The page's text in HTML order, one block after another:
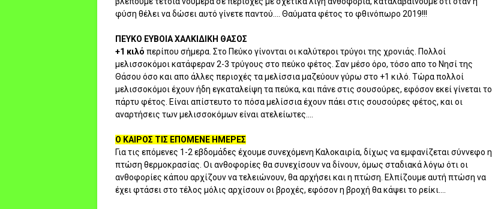
φύση θέλει να δώσει αυτό γίνετε παντού.... Θαύματα φέτος το φθινόπωρο 2019!!!
ΠΕΥΚΟ ΕΥΒΟΙΑ ΧΑΛΚΙΔΙΚΗ ΘΑΣΟΣ
+1 κιλό περίπου σήμερα. Στο Πεύκο γίνονται οι καλύτεροι τρύγοι της χρονιάς. Πολλοί
μελισσοκόμοι κατάφεραν 2-3 τρύγους στο πεύκο φέτος. Σαν μέσο όρο, τόσο απο το Νησί της
Θάσου όσο και απο άλλες περιοχές τα μελίσσια μαζεύουν γύρω στο +1 κιλό. Τώρα πολλοί
μελισσοκόμοι έχουν ήδη εγκαταλείψη τα πεύκα, και πάνε στις σουσούρες, εφόσον εκεί γίνεται το
πάρτυ φέτος. Είναι απίστευτο το πόσα μελίσσια έχουν πάει στις σουσούρες φέτος, και οι
αναρτήσεις των μελισσοκόμων είναι ατελείωτες....
Ο ΚΑΙΡΟΣ ΤΙΣ ΕΠΟΜΕΝΕ ΗΜΕΡΕΣ
Για τις επόμενες 1-2 εβδομάδες έχουμε συνεχόμενη Καλοκαιρία, δίχως να εμφανίζεται σύννεφο η
πτώση θερμοκρασίας. Οι ανθοφορίες θα συνεχίσουν να δίνουν, όμως σταδιακά λόγω ότι οι
ανθοφορίες κάπου αρχίζουν να τελειώνουν, θα αρχήσει και η πτώση. Ελπίζουμε αυτή πτώση να
έχει φτάσει στο τέλος μόλις αρχίσουν οι βροχές, εφόσον η βροχή θα κάψει το ρείκι....